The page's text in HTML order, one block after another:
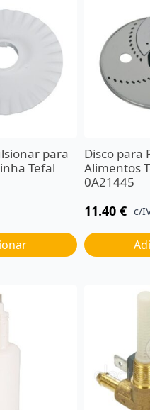
para
Tefal
Disco para
Alimentos
0A21445
11.40 € c/